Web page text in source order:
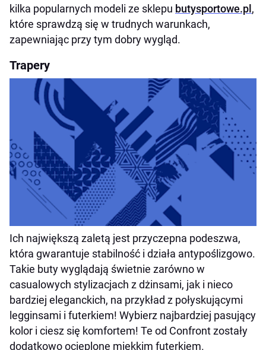
kilka popularnych modeli ze sklepu butysportowe.pl,
które sprawdzą się w trudnych warunkach,
zapewniając przy tym dobry wygląd.
Trapery
Ich największą zaletą jest przyczepna podeszwa,
która gwarantuje stabilność i działa antypoślizgowo.
Takie buty wyglądają świetnie zarówno w
casualowych stylizacjach z dżinsami, jak i nieco
bardziej eleganckich, na przykład z połyskującymi
legginsami i futerkiem! Wybierz najbardziej pasujący
kolor i ciesz się komfortem! Te od Confront zostały
dodatkowo ocieplone miękkim futerkiem.